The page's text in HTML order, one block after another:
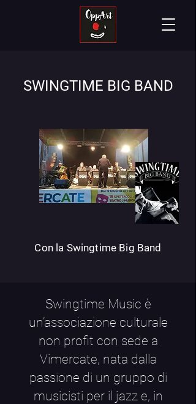
SWINGTIME BIG BAND
Con la Swingtime Big Band
Swingtime Music è
un’associazione culturale
non profit con sede a
Vimercate, nata dalla
passione di un gruppo di
musicisti per il jazz e, in